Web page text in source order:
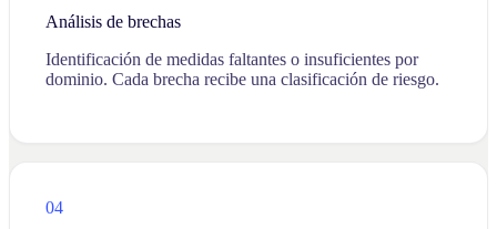
Análisis de brechas
Identificación de medidas faltantes o insuficientes por
dominio. Cada brecha recibe una clasificación de riesgo.
04